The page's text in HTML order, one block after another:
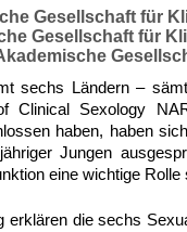
Gesellschaft für
Gesellschaft für
sechs Ländern –
Clinical Sexology
haben, haben
Jungen
eine wichtige Rolle
die sechs